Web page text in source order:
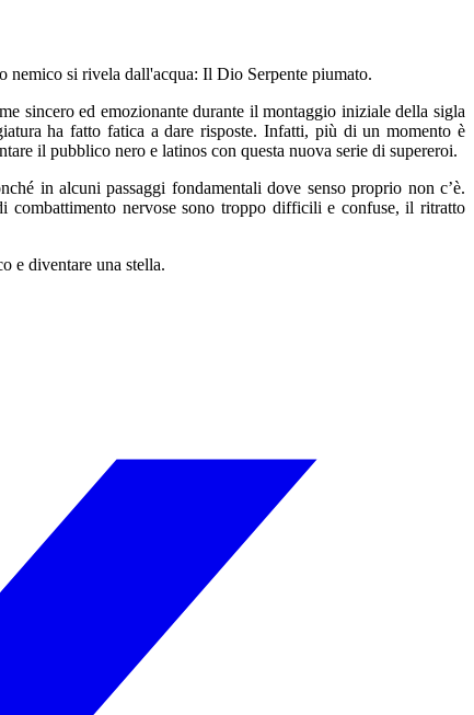
nemico si rivela dall'acqua: Il Dio Serpente piumato.
sincero ed emozionante durante il montaggio iniziale della sigla
ha fatto fatica a dare risposte. Infatti, più di un momento è
il pubblico nero e latinos con questa nuova serie di supereroi.
in alcuni passaggi fondamentali dove senso proprio non c’è.
nervose sono troppo difficili e confuse, il ritratto
e diventare una stella.